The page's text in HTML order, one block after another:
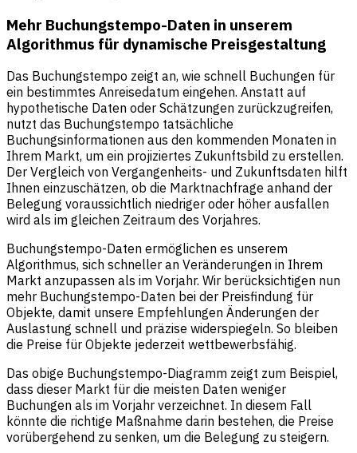
Mehr Buchungstempo-Daten in unserem
Algorithmus für dynamische Preisgestaltung
Das Buchungstempo zeigt an, wie schnell Buchungen für
ein bestimmtes Anreisedatum eingehen. Anstatt auf
hypothetische Daten oder Schätzungen zurückzugreifen,
nutzt das Buchungstempo tatsächliche
Buchungsinformationen aus den kommenden Monaten in
Ihrem Markt, um ein projiziertes Zukunftsbild zu erstellen.
Der Vergleich von Vergangenheits- und Zukunftsdaten hilft
Ihnen einzuschätzen, ob die Marktnachfrage anhand der
Belegung voraussichtlich niedriger oder höher ausfallen
wird als im gleichen Zeitraum des Vorjahres.
Buchungstempo-Daten ermöglichen es unserem
Algorithmus, sich schneller an Veränderungen in Ihrem
Markt anzupassen als im Vorjahr. Wir berücksichtigen nun
mehr Buchungstempo-Daten bei der Preisfindung für
Objekte, damit unsere Empfehlungen Änderungen der
Auslastung schnell und präzise widerspiegeln. So bleiben
die Preise für Objekte jederzeit wettbewerbsfähig.
Das obige Buchungstempo-Diagramm zeigt zum Beispiel,
dass dieser Markt für die meisten Daten weniger
Buchungen als im Vorjahr verzeichnet. In diesem Fall
könnte die richtige Maßnahme darin bestehen, die Preise
vorübergehend zu senken, um die Belegung zu steigern.